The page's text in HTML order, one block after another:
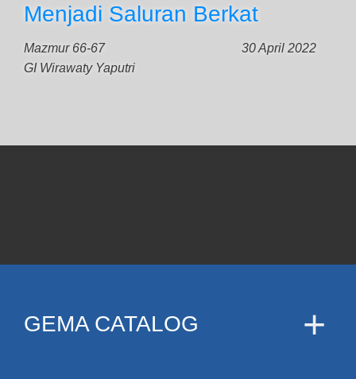
Menjadi Saluran Berkat
Mazmur 66-67
30 April 2022
GI Wirawaty Yaputri
GEMA CATALOG